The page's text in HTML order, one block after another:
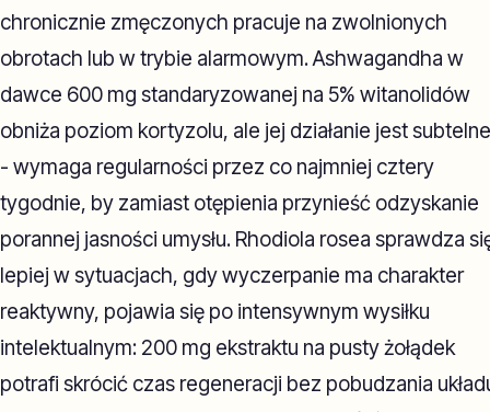
chronicznie zmęczonych pracuje na zwolnionych
obrotach lub w trybie alarmowym. Ashwagandha w
dawce 600 mg standaryzowanej na 5% witanolidów
obniża poziom kortyzolu, ale jej działanie jest subtelne
- wymaga regularności przez co najmniej cztery
tygodnie, by zamiast otępienia przynieść odzyskanie
porannej jasności umysłu. Rhodiola rosea sprawdza
lepiej w sytuacjach, gdy wyczerpanie ma charakter
reaktywny, pojawia się po intensywnym wysiłku
intelektualnym: 200 mg ekstraktu na pusty żołądek
potrafi skrócić czas regeneracji bez pobudzania